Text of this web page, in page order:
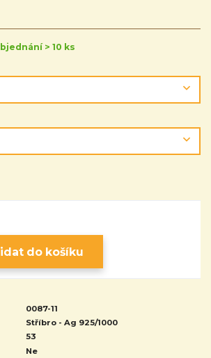
> 10 ks
do košíku
0087-11
Stříbro - Ag 925/1000
53
Ne